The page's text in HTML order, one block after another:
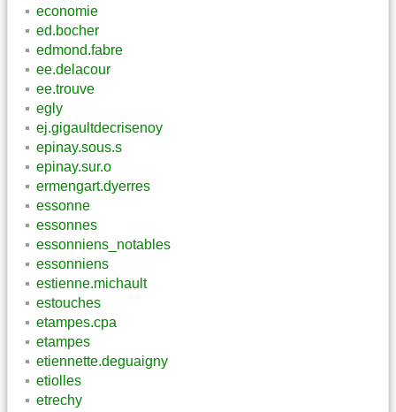
economie
ed.bocher
edmond.fabre
ee.delacour
ee.trouve
egly
ej.gigaultdecrisenoy
epinay.sous.s
epinay.sur.o
ermengart.dyerres
essonne
essonnes
essonniens_notables
essonniens
estienne.michault
estouches
etampes.cpa
etampes
etiennette.deguaigny
etiolles
etrechy